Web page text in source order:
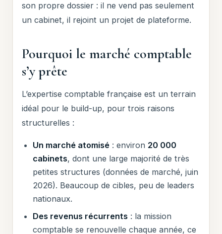
son propre dossier : il ne vend pas seulement
un cabinet, il rejoint un projet de plateforme.
Pourquoi le marché comptable
s’y prête
L’expertise comptable française est un terrain
idéal pour le build-up, pour trois raisons
structurelles :
Un marché atomisé: environ 20 000
cabinets, dont une large majorité de très
petites structures (données de marché, juin
2026). Beaucoup de cibles, peu de leaders
nationaux.
Des revenus récurrents : la mission
comptable se renouvelle chaque année, ce